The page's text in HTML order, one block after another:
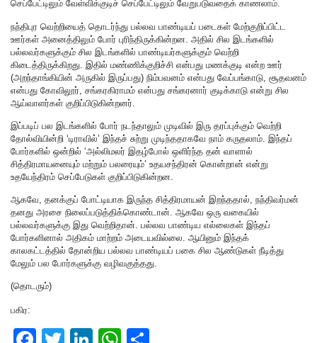
செப்பேட்டிலும் வேள்விக்குடிச் செப்பேட்டிலும் வேறுபடுவதைக் காணலாம்.
நந்திபுர வெற்றியைத் தொடர்ந்து பல்லவ பாண்டியப் படைகள் மேற்குறிப்பிட்ட
ஊர்கள் அனைத்திலும் போர் புரிந்திருக்கின்றன. அதில் சில இடங்களில்
பல்லவர்களுக்கும் சில இடங்களில் பாண்டியர்களுக்கும் வெற்றி
கிடைத்திருக்கிறது. இதில் மண்ணிக்குறிச்சி என்பது மணக்குடி என்ற ஊர்
(அறந்தாங்கியின் அருகில் இருப்பது) நிம்பவனம் என்பது வேப்பங்காடு, சூதவனம்
என்பது கோவிலூர், சங்கரகிராமம் என்பது சங்கரனார் குடிக்காடு என்று சில
ஆய்வாளர்கள் குறிப்பிடுகின்றனர்.
இப்படிப் பல இடங்களில் போர் நடந்தாலும் முடிவில் இரு தரப்புக்கும் வெற்றி
தோல்வியின்றி ‘டிராவில்’ இந்தச் சுற்று முடிந்ததாகவே நாம் கருதலாம். இந்தப்
போர்களில் ஒன்றில் ‘அல்லிமலர் இதழ்போல் ஒளிர்ந்த தன் வாளால்
சித்திரமாயனையும் மற்றும் பலரையும்’ உதயசந்திரன் கொன்றான் என்று
உதயேந்திரம் செப்பேடுகள் குறிப்பிடுகின்றன.
ஆகவே, தனக்குப் போட்டியாக இருந்த சித்திரமாயன் இறந்ததால், நந்திவர்மன்
தனது அரசை நிலைப்படுத்திக்கொண்டான். ஆகவே ஒரு வகையில்
பல்லவர்களுக்கு இது வெற்றிதான். பல்லவ பாண்டிய எல்லைகள் இந்தப்
போர்களினால் அதிகம் மாற்றம் அடையவில்லை. ஆயினும் இந்தக்
காலகட்டத்தில் தோன்றிய பல்லவ பாண்டியப் பகை சில ஆண்டுகள் நீடித்து
மேலும் பல போர்களுக்கு வழிவகுத்தது.
(தொடரும்)
பகிர: